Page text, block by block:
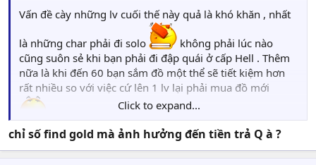
Vấn đề cày những lv cuối thế này quả là khó khăn , nhất
là những char phải đi solo
không phải lúc nào
cũng suôn sẻ khi bạn phải đi đập quái ở cấp Hell . Thêm
nữa là khi đến 60 bạn sắm đồ một thể sẽ tiết kiệm hơn
rất nhiều so với việc cứ lên 1 lv lại phải mua đồ mới
Click to expand...
chỉ số find gold mà ảnh hưởng đến tiền trả Q à ?